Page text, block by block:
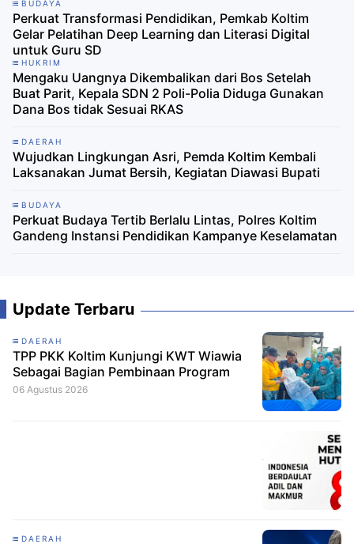
BUDAYA
Perkuat Transformasi Pendidikan, Pemkab Koltim
Gelar Pelatihan Deep Learning dan Literasi Digital
untuk Guru SD
HUKRIM
Mengaku Uangnya Dikembalikan dari Bos Setelah
Buat Parit, Kepala SDN 2 Poli-Polia Diduga Gunakan
Dana Bos tidak Sesuai RKAS
DAERAH
Wujudkan Lingkungan Asri, Pemda Koltim Kembali
Laksanakan Jumat Bersih, Kegiatan Diawasi Bupati
BUDAYA
Perkuat Budaya Tertib Berlalu Lintas, Polres Koltim
Gandeng Instansi Pendidikan Kampanye Keselamatan
Update Terbaru
DAERAH
TPP PKK Koltim Kunjungi KWT Wiawia
Sebagai Bagian Pembinaan Program
06 Agustus 2026
DAERAH